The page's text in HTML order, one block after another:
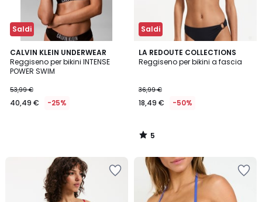
Saldi
CALVIN KLEIN UNDERWEAR
Reggiseno per bikini INTENSE
POWER SWIM
53,99 €
40,49 € -25%
Saldi
LA REDOUTE COLLECTIONS
Reggiseno per bikini a fascia
36,99 €
18,49 € -50%
5
/
5
/